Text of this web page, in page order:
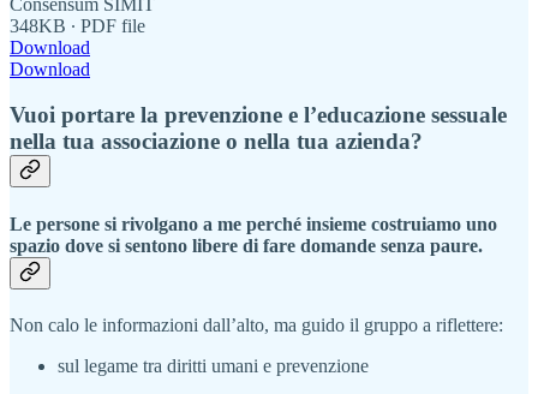
348KB ∙ PDF file
Download
Download
Vuoi portare la prevenzione e l’educazione sessuale
nella tua associazione o nella tua azienda?
Le persone si rivolgano a me perché insieme costruiamo uno
spazio dove si sentono libere di fare domande senza paure.
Non calo le informazioni dall’alto, ma guido il gruppo a riflettere:
sul legame tra diritti umani e prevenzione